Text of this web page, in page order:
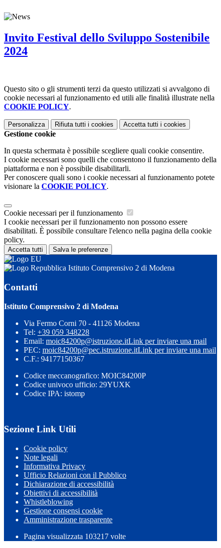
Invito Festival dello Sviluppo Sostenibile
2024
Questo sito o gli strumenti terzi da questo utilizzati si avvalgono di
cookie necessari al funzionamento ed utili alle finalità illustrate nella
COOKIE POLICY.
Personalizza Rifiuta tutti i cookies Accetta tutti i cookies
Gestione cookie
In questa schermata è possibile scegliere quali cookie consentire.
I cookie necessari sono quelli che consentono il funzionamento della
piattaforma e non è possibile disabilitarli.
Per conoscere quali sono i cookie necessari al funzionamento potete
visionare la COOKIE POLICY.
Cookie necessari per il funzionamento
I cookie necessari per il funzionamento non possono essere
disabilitati. È possibile consultare l'elenco nella pagina della cookie
policy.
Accetta tutti Salva le preferenze
Istituto Comprensivo 2 di Modena
Contatti
Istituto Comprensivo 2 di Modena
Via Fermo Corni 70 - 41126 Modena
Tel: +39 059 348228
Email: moic84200p@istruzione.itLink per inviare una mail
PEC: moic84200p@pec.istruzione.itLink per inviare una mail
C.F.: 94177150367
Codice meccanografico: MOIC84200P
Codice univoco ufficio: 29YUXK
Codice IPA: istomp
Sezione Link Utili
Cookie policy
Note legali
Informativa Privacy
Ufficio Relazioni con il Pubblico
Dichiarazione di accessibilità
Obiettivi di accessibilità
Whistleblowing
Gestione consensi cookie
Amministrazione trasparente
Pagina visualizzata 103217 volte